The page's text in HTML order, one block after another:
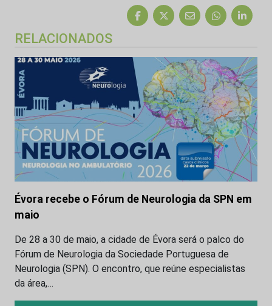
RELACIONADOS
Évora recebe o Fórum de Neurologia da SPN em
maio
De 28 a 30 de maio, a cidade de Évora será o palco do
Fórum de Neurologia da Sociedade Portuguesa de
Neurologia (SPN). O encontro, que reúne especialistas
da área,…